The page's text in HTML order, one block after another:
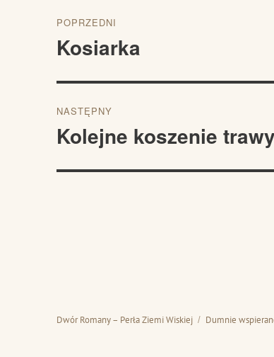
wpisu
POPRZEDNI
Poprzedni
Kosiarka
NASTĘPNY
Następny
Kolejne koszenie trawy
Dwór Romany – Perła Ziemi Wiskiej Dumnie